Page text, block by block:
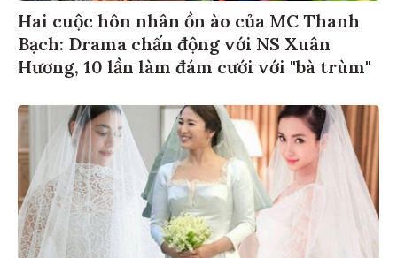
Hai cuộc hôn nhân ồn ào của MC Thanh
Bạch: Drama chấn động với NS Xuân
Hương, 10 lần làm đám cưới với "bà trùm"